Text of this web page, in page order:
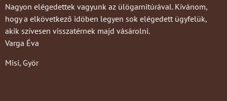
Nagyon elégedettek vagyunk az ülögarnitúrával. Kívánom,
hogy a elkövetkező idöben legyen sok elégedett ügyfelük,
akik szívesen visszatérnek majd vásárolni.
Varga Éva
Misi, Györ